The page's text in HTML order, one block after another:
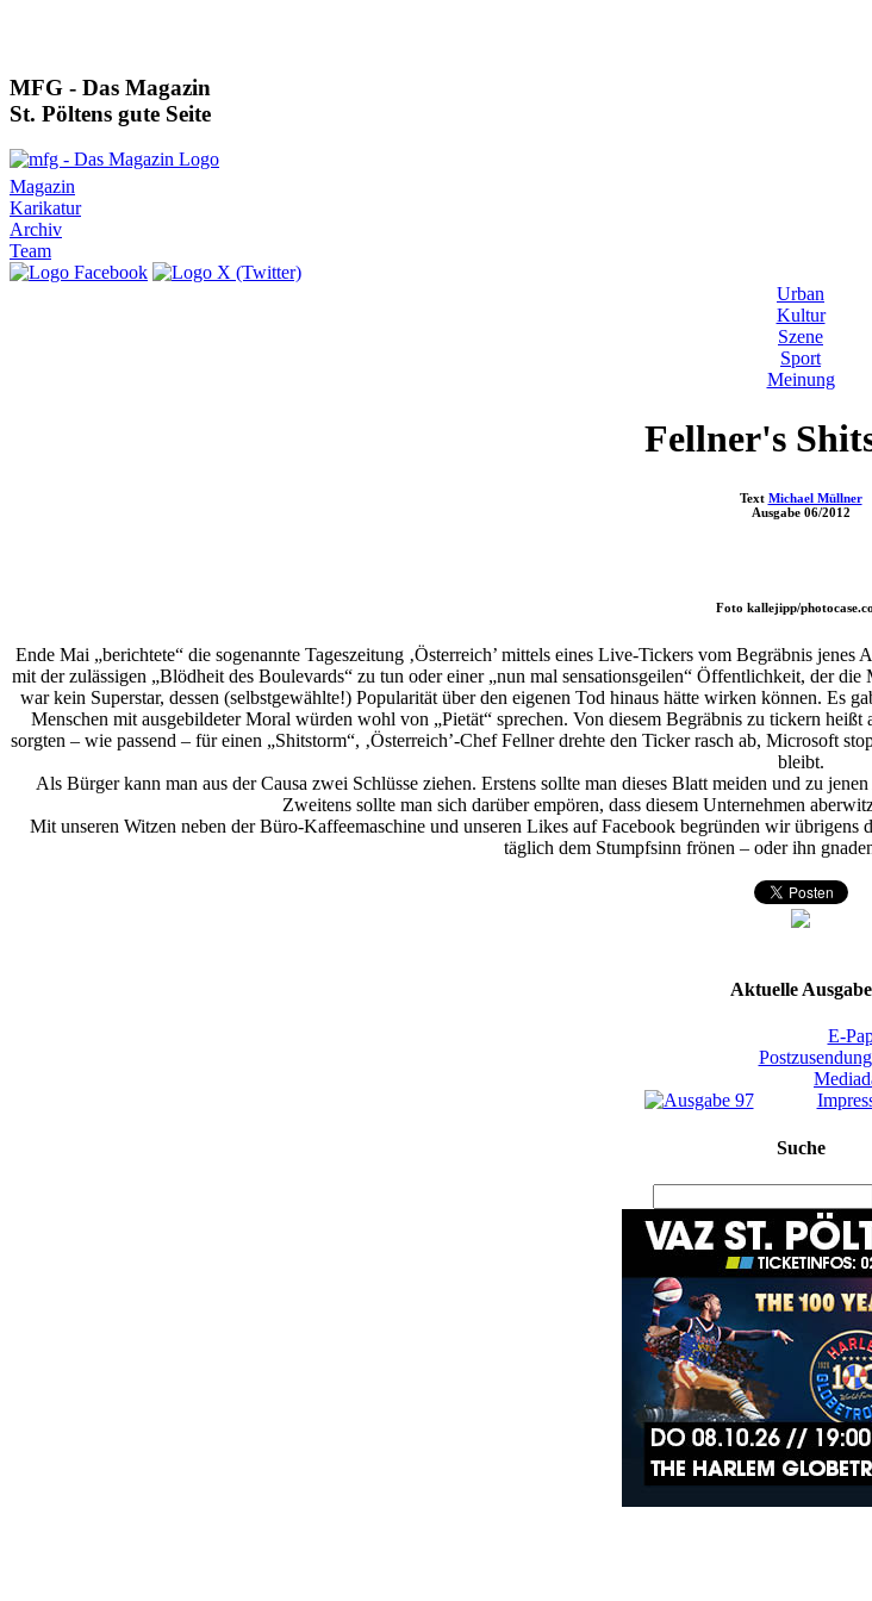
MFG - Das Magazin
St. Pöltens gute Seite
Magazin
Karikatur
Archiv
Team
Urban
Kultur
Szene
Sport
Meinung
Fellner's
Text Michael Müllner
Ausgabe 06/2012
Foto kallejipp/
Ende Mai „berichtete“ die sogenannte Tageszeitung ‚Österreich’ mittels eines Live-Tickers vom Begräbnis
mit der zulässigen „Blödheit des Boulevards“ zu tun oder einer „nun mal sensationsgeilen“ Öffentlichkeit, der
war kein Superstar, dessen (selbstgewählte!) Popularität über den eigenen Tod hinaus hätte wirken können. Es
Menschen mit ausgebildeter Moral würden wohl von „Pietät“ sprechen. Von diesem Begräbnis zu tickern
sorgten – wie passend – für einen „Shitstorm“, ‚Österreich’-Chef Fellner drehte den Ticker rasch ab, Microsoft
bleibt.
Als Bürger kann man aus der Causa zwei Schlüsse ziehen. Erstens sollte man dieses Blatt meiden und zu
Zweitens sollte man sich darüber empören, dass diesem Unternehmen
Mit unseren Witzen neben der Büro-Kaffeemaschine und unseren Likes auf Facebook begründen wir
täglich dem Stumpfsinn frönen – oder ihn
Aktuelle Ausgabe
E-
Suche